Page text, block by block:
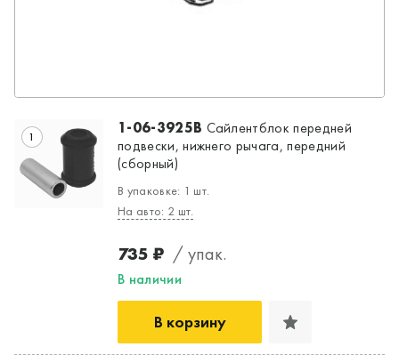
Да, верно Нет, выбрать другой
1 1-06-3925B Сайлентблок передней
подвески, нижнего рычага, передний
(сборный)
В упаковке: 1 шт.
На авто: 2 шт.
735 ₽ / упак.
В наличии
В корзину